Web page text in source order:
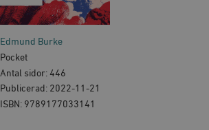
Edmund Burke
Pocket
Antal sidor: 446
Publicerad: 2022-11-21
ISBN: 9789177033141